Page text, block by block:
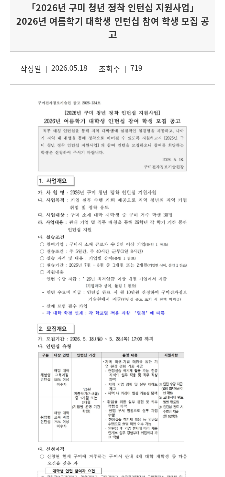
「2026년 구미 청년 정착 인턴십 지원사업」
2026년 여름학기 대학생 인턴십 참여 학생 모집 공
고
작성일 2026.05.18 조회수 719